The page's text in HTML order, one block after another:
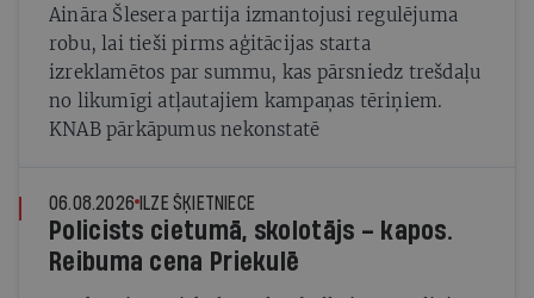
Aināra Šlesera partija izmantojusi regulējuma
robu, lai tieši pirms aģitācijas starta
izreklamētos par summu, kas pārsniedz trešdaļu
no likumīgi atļautajiem kampaņas tēriņiem.
KNAB pārkāpumus nekonstatē
06.08.2026 ILZE ŠĶIETNIECE
Policists cietumā, skolotājs – kapos.
Reibuma cena Priekulē